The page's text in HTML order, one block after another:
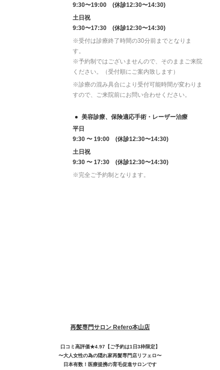
9:30〜19:00 (休診12:30〜14:30)
土日祝
9:30〜17:30 (休診12:30〜14:30)
※受付は診療終了時間の30分前までとなりま
す。
※予約制ではございませんので、そのままご来院
ください。（受付順にご案内致します）
※診療の混み具合により受付可能時間が変わりま
すので、ご来院前にお問い合わせください。
美容診療、保険適応手術・レーザー治療
平日
9:30 〜 19:00 (休診12:30〜14:30)
土日祝
9:30 〜 17:30 (休診12:30〜14:30)
※完全ご予約制となります。
再髪専門サロン Refero本山店
口コミ高評価★4.97【ご予約は1日3枠限定】
〜大人女性の為の隠れ家再髮専門店リフェロ〜
日本有数！医療提携の育毛促進サロンです